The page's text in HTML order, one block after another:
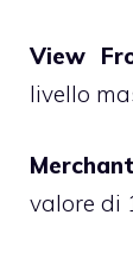
View
livello
valore di